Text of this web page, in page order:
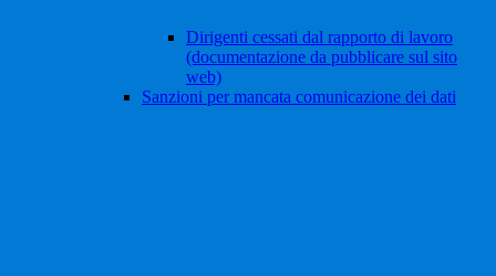
Dirigenti cessati dal rapporto di lavoro
(documentazione da pubblicare sul sito
web)
Sanzioni per mancata comunicazione dei dati